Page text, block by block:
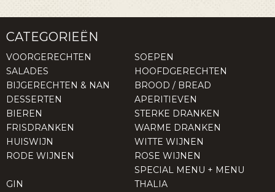
CATEGORIEËN
VOORGERECHTEN
SOEPEN
SALADES
HOOFDGERECHTEN
BIJGERECHTEN & NAN
BROOD / BREAD
DESSERTEN
APERITIEVEN
BIEREN
STERKE DRANKEN
FRISDRANKEN
WARME DRANKEN
HUISWIJN
WITTE WIJNEN
RODE WIJNEN
ROSE WIJNEN
GIN
SPECIAL MENU + MENU
THALIA